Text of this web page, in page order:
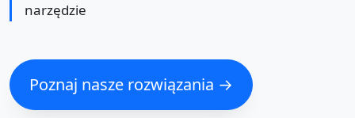
narzędzie
Poznaj nasze rozwiązania →